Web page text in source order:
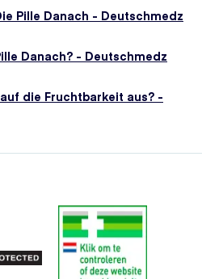
Pille Danach - Deutschmedz
Danach? - Deutschmedz
die Fruchtbarkeit aus? -